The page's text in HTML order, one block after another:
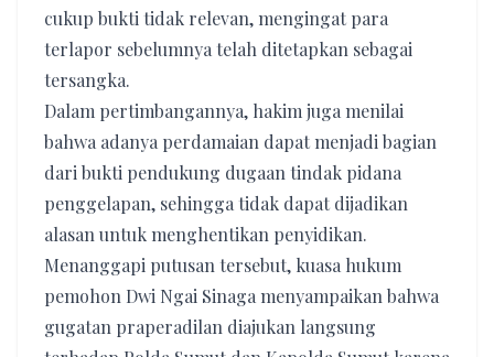
cukup bukti tidak relevan, mengingat para
terlapor sebelumnya telah ditetapkan sebagai
tersangka.
Dalam pertimbangannya, hakim juga menilai
bahwa adanya perdamaian dapat menjadi bagian
dari bukti pendukung dugaan tindak pidana
penggelapan, sehingga tidak dapat dijadikan
alasan untuk menghentikan penyidikan.
Menanggapi putusan tersebut, kuasa hukum
pemohon Dwi Ngai Sinaga menyampaikan bahwa
gugatan praperadilan diajukan langsung